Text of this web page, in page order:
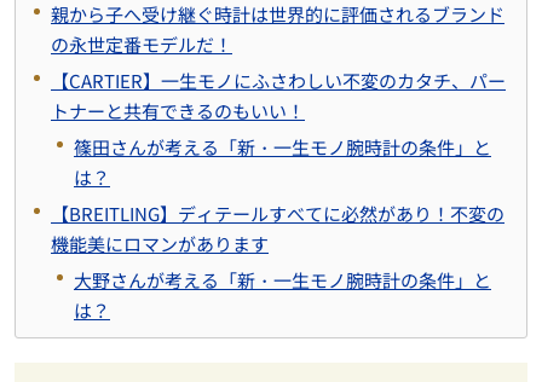
親から子へ受け継ぐ時計は世界的に評価されるブランド
の永世定番モデルだ！
【CARTIER】一生モノにふさわしい不変のカタチ、パー
トナーと共有できるのもいい！
篠田さんが考える「新・一生モノ腕時計の条件」と
は？
【BREITLING】ディテールすべてに必然があり！不変の
機能美にロマンがあります
大野さんが考える「新・一生モノ腕時計の条件」と
は？